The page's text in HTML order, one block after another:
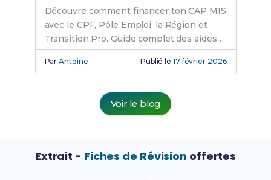
Découvre comment financer ton CAP MIS
avec le CPF, Pôle Emploi, la Région et
Transition Pro. Guide complet des aides
pour adultes et demandeurs d'emploi.
ParAntoine Publié le 17 février 2026
Voir le blog
Extrait - Fiches de Révision offertes